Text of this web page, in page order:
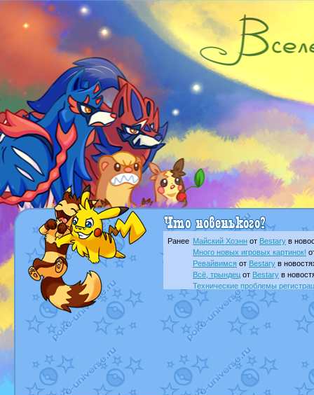
Ранее Майский Хоэнн от Bestary в
Много новых игровых картинок!
Ревайвимся от Bestary в
Всё, трындец от Bestary в
Технические проблемы
доброе утро славянеот
в
Йолда и Мимикьюот
Недовольный котомангуст
от
The Dark Wishmaker от
Randomon
ilovearceus
Raging Boltот GraceDaFox
в
Shadow mismagiusот
в
художник
отvicavica в фанарте.